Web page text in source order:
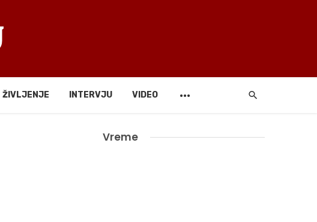
ŽIVLJENJE INTERVJU VIDEO
Vreme